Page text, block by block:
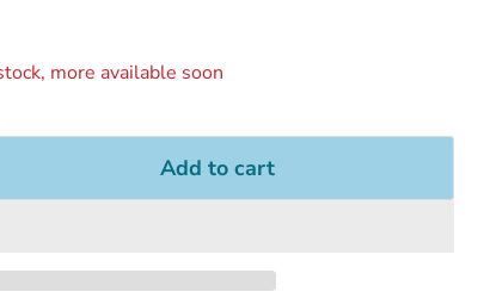
more available soon
Add to cart